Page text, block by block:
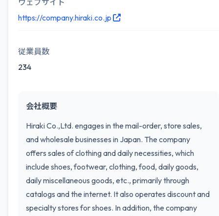
ウェブサイト
https://company.hiraki.co.jp
従業員数
234
会社概要
Hiraki Co.,Ltd. engages in the mail-order, store sales,
and wholesale businesses in Japan. The company
offers sales of clothing and daily necessities, which
include shoes, footwear, clothing, food, daily goods,
daily miscellaneous goods, etc., primarily through
catalogs and the internet. It also operates discount and
specialty stores for shoes. In addition, the company